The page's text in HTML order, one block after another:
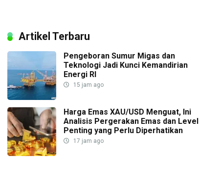
Artikel Terbaru
Pengeboran Sumur Migas dan
Teknologi Jadi Kunci Kemandirian
Energi RI
15 jam ago
Harga Emas XAU/USD Menguat, Ini
Analisis Pergerakan Emas dan Level
Penting yang Perlu Diperhatikan
17 jam ago